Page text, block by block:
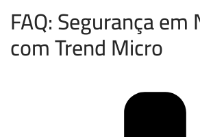
FAQ: Segurança
com Trend Micro